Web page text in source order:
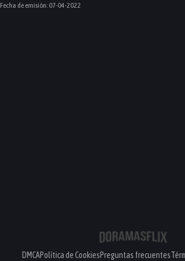
Fecha de emisión: 07-04-2022
DMCAPolítica de CookiesPreguntas frecuentes